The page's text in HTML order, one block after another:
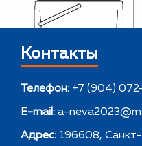
Контакты
Телефон: +7 (904)
E-mail: a-
Адрес: 196608,